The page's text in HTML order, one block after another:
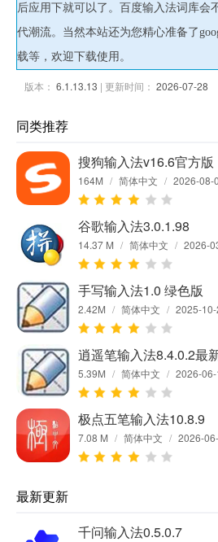
后应用下就可以了。百度输入法词库会
代潮流。当然本站还为您精心准备了
载等，欢迎下载使用。
版本： 6.1.13.13 | 更新时间： 2026-07-28
同类推荐
搜狗输入法v16.6官方版
164M / 简体中文 / 2026-08-
谷歌输入法3.0.1.98
14.37 M / 简体中文 / 2026-
手写输入法1.0 绿色版
2.42M / 简体中文 / 2025-
逍遥笔输入法8.4.0.2最
5.39M / 简体中文 / 2026-
极点五笔输入法10.8.9
7.08 M / 简体中文 / 2026-
最新更新
千问输入法0.5.0.7